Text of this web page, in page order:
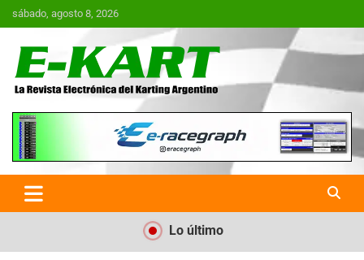
Saltar
al
sábado, agosto 8, 2026
E-Kart.com.ar | La Revista
Electrónica del Karting en
Argentina
Lo último